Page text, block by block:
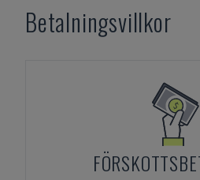
Betalningsvillkor